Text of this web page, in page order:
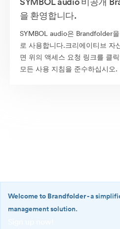
을 환영합니다.
SYMBOL audio은 Brandfolder
로 사용합니다.크리에이티브 자
면 위의 액세스 요청 링크를 클
모든 사용 지침을 준수하십시오.
Welcome to Brandfolder- a
management solution.